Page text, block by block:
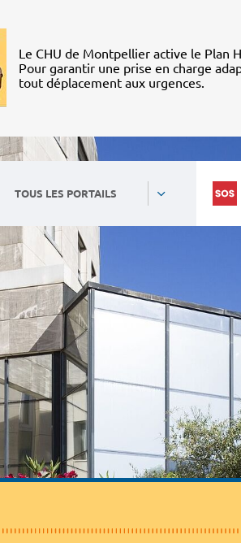
Le CHU de Montpellier active le Plan
Pour garantir une prise en charge
tout déplacement aux urgences.
TOUS LES PORTAILS